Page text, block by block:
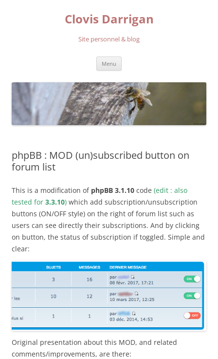
Clovis Darrigan
Site personnel & blog
Menu
phpBB : MOD (un)subscribed button on
forum list
This is a modification of phpBB 3.1.10 code (edit : also
tested for 3.3.10) which add subscription/unsubscription
buttons (ON/OFF style) on the right of forum list such as
users can see directly their subscriptions. And by clicking
on button, the status of subscription if toggled. Simple and
clear:
Original presentation about this MOD, and related
comments/improvements, are there: